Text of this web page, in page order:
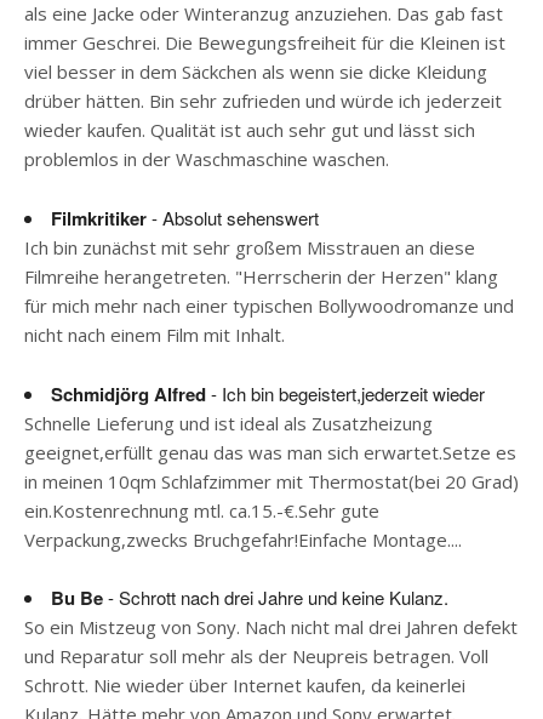
als eine Jacke oder Winteranzug anzuziehen. Das gab fast
immer Geschrei. Die Bewegungsfreiheit für die Kleinen ist
viel besser in dem Säckchen als wenn sie dicke Kleidung
drüber hätten. Bin sehr zufrieden und würde ich jederzeit
wieder kaufen. Qualität ist auch sehr gut und lässt sich
problemlos in der Waschmaschine waschen.
Filmkritiker- Absolut sehenswert
Ich bin zunächst mit sehr großem Misstrauen an diese
Filmreihe herangetreten. "Herrscherin der Herzen" klang
für mich mehr nach einer typischen Bollywoodromanze und
nicht nach einem Film mit Inhalt.
Schmidjörg Alfred- Ich bin begeistert,jederzeit wieder
Schnelle Lieferung und ist ideal als Zusatzheizung
geeignet,erfüllt genau das was man sich erwartet.Setze es
in meinen 10qm Schlafzimmer mit Thermostat(bei 20 Grad)
ein.Kostenrechnung mtl. ca.15.-€.Sehr gute
Verpackung,zwecks Bruchgefahr!Einfache Montage....
Bu Be- Schrott nach drei Jahre und keine Kulanz.
So ein Mistzeug von Sony. Nach nicht mal drei Jahren defekt
und Reparatur soll mehr als der Neupreis betragen. Voll
Schrott. Nie wieder über Internet kaufen, da keinerlei